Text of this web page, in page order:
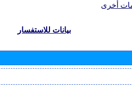
أخرى
بيانات للاستفسار